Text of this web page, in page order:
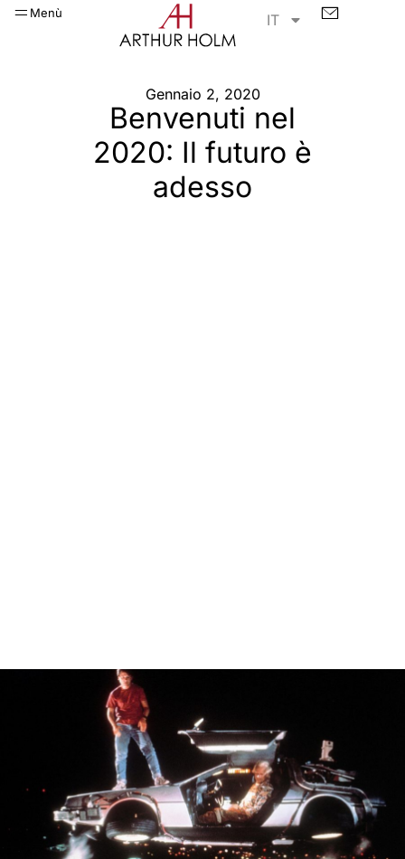
Menù IT
Gennaio 2, 2020
Benvenuti nel
2020: Il futuro è
adesso